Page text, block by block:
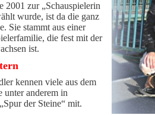
2001 zur „Schauspielerin
wurde, ist da die ganz
Sie stammt aus einer
die fest mit der
ist.
kennen viele aus dem
anderem in
der Steine“ mit.